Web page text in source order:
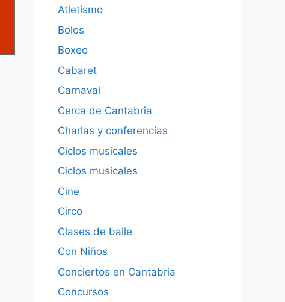
Atletismo
Bolos
Boxeo
Cabaret
Carnaval
Cerca de Cantabria
Charlas y conferencias
Ciclos musicales
Ciclos musicales
Cine
Circo
Clases de baile
Con Niños
Conciertos en Cantabria
Concursos